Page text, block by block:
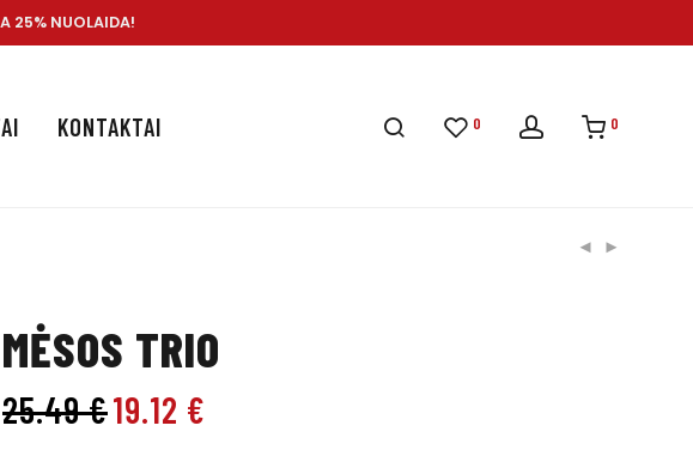
25% NUOLAIDA!
KONTAKTAI 0 0
MĖSOS TRIO
25.49€19.12 €